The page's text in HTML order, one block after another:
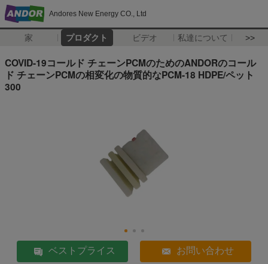
Andores New Energy CO., Ltd
家 プロダクト ビデオ 私達について >>
COVID-19コールド チェーンPCMのためのANDORのコール
ド チェーンPCMの相変化の物質的なPCM-18 HDPE/ペット
300
ベストプライス お問い合わせ